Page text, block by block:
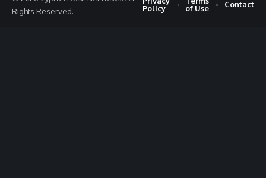
Rights Reserved.
Policy
of Use
Contact